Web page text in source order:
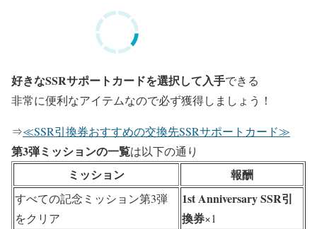
好きなSSRサポートカードを選択して入手できる
非常に便利なアイテムなので必ず獲得しましょう！
⇒≪SSR引換券おすすめの交換先SSRサポートカード≫
第3弾ミッションの一覧は以下の通り
ミッション 報酬
すべての記念ミッション第3弾
をクリア
1st Anniversary SSR引
換券×1